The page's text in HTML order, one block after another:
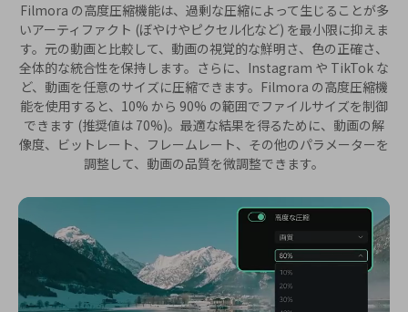
Filmora の高度圧縮機能は、過剰な圧縮によって生じることが多
いアーティファクト (ぼやけやピクセル化など) を最小限に抑えま
す。元の動画と比較して、動画の視覚的な鮮明さ、色の正確さ、
全体的な統合性を保持します。さらに、Instagram や TikTok な
ど、動画を任意のサイズに圧縮できます。Filmora の高度圧縮機
能を使用すると、10% から 90% の範囲でファイルサイズを制御
できます (推奨値は 70%)。最適な結果を得るために、動画の解
像度、ビットレート、フレームレート、その他のパラメーターを
調整して、動画の品質を微調整できます。